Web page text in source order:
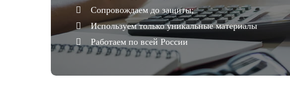
Сопровождаем до защиты;
Используем только уникальные материалы
Работаем по всей России